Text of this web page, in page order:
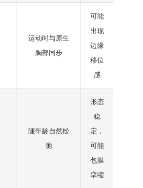
运动时与原生
胸部同步
可能
出现
边缘
移位
感
随年龄自然松
弛
形态
稳
定，
可能
包膜
挛缩